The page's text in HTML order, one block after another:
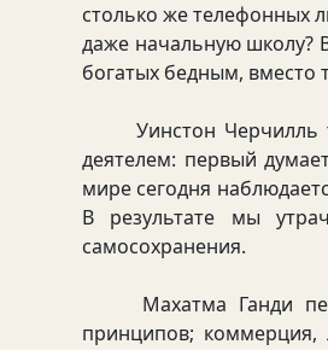
столько же телефонных
даже начальную школу?
богатых бедным, вместо
Уинстон Черчилль
деятелем: первый
мире сегодня
В результате мы
самосохранения.
Махатма Ганди
принципов; коммерция,